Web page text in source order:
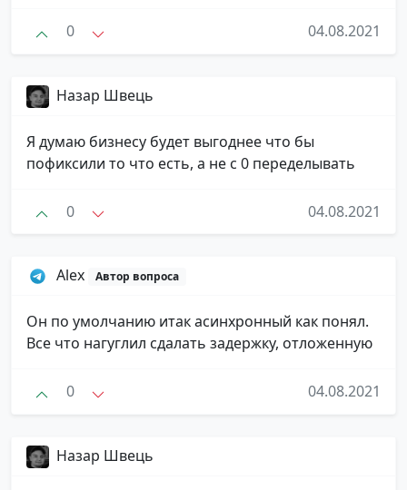
0 04.08.2021
Назар Швець
Я думаю бизнесу будет выгоднее что бы
пофиксили то что есть, а не с 0 переделывать
0 04.08.2021
Alex Автор вопроса
Он по умолчанию итак асинхронный как понял.
Все что нагуглил сдалать задержку, отложенную
0 04.08.2021
Назар Швець